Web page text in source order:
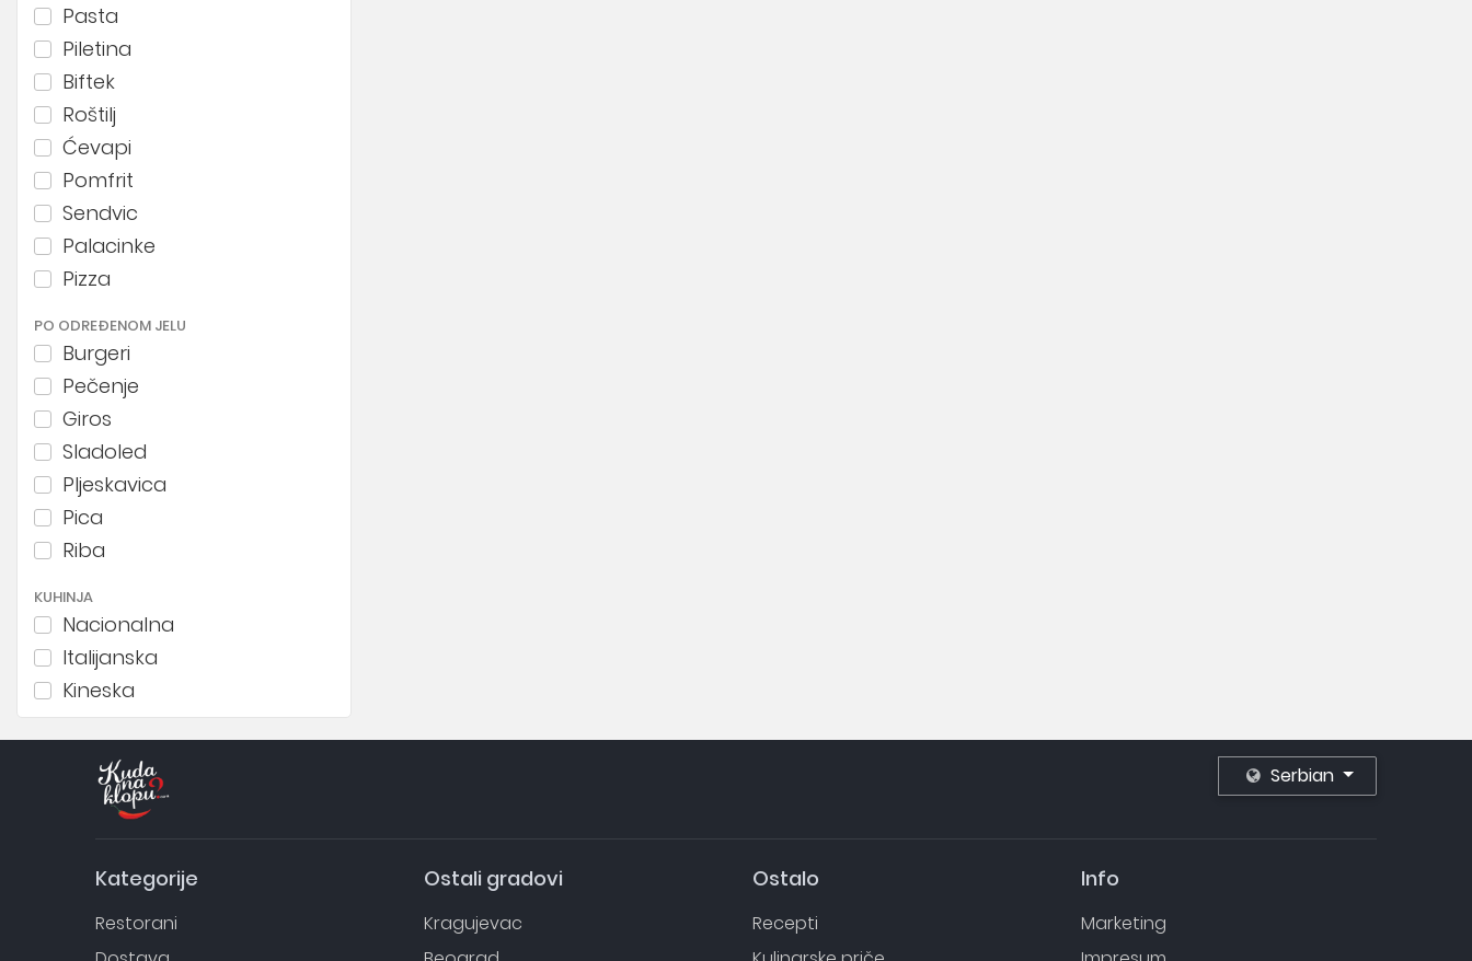
Pasta
Piletina
Biftek
Roštilj
Ćevapi
Pomfrit
Sendvic
Palacinke
Pizza
PO ODREĐENOM JELU
Burgeri
Pečenje
Giros
Sladoled
Pljeskavica
Pica
Riba
KUHINJA
Nacionalna
Italijanska
Kineska
Japanska
Španska
Grčka
Економични
Serbian
Kategorije
Restorani
Ostali gradovi
Kragujevac
Ostalo
Recepti
Info
Marketing